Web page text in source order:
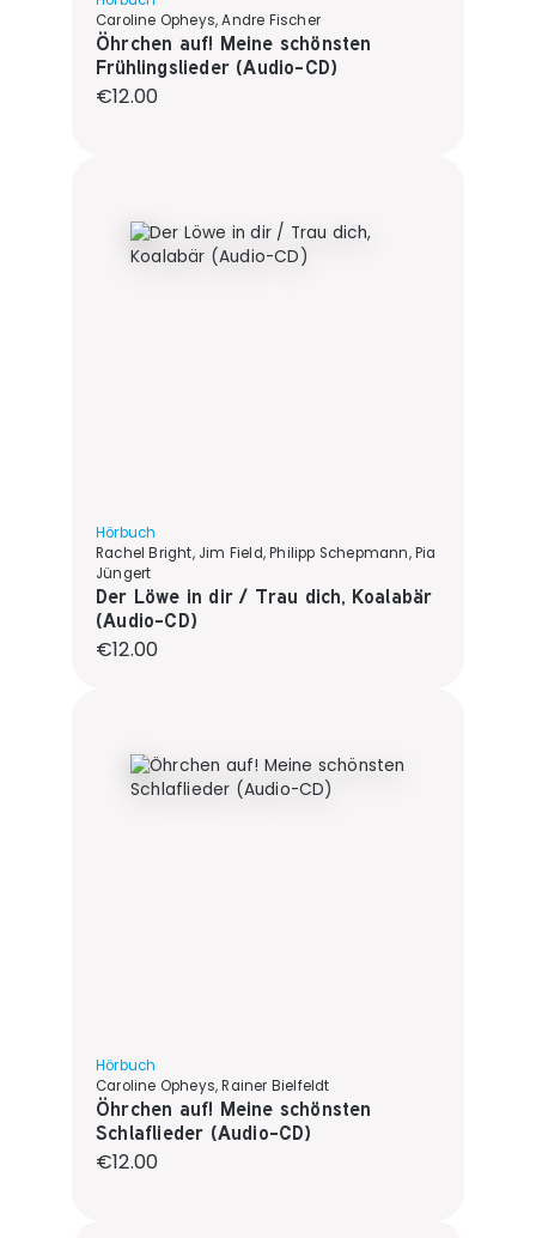
Caroline Opheys, Andre Fischer
Öhrchen auf! Meine schönsten
Frühlingslieder (Audio-CD)
Regular price:
€12.00
Hörbuch
Rachel Bright, Jim Field, Philipp Schepmann, Pia
Jüngert
Der Löwe in dir / Trau dich, Koalabär
(Audio-CD)
Regular price:
€12.00
Hörbuch
Caroline Opheys, Rainer Bielfeldt
Öhrchen auf! Meine schönsten
Schlaflieder (Audio-CD)
Regular price:
€12.00